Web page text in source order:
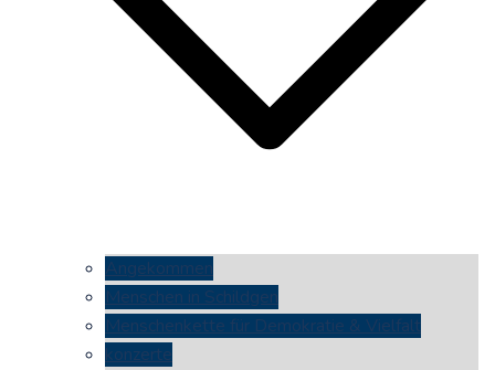
Angekommen
Menschen in Schildgen
Menschenkette für Demokratie & Vielfalt
konzerte